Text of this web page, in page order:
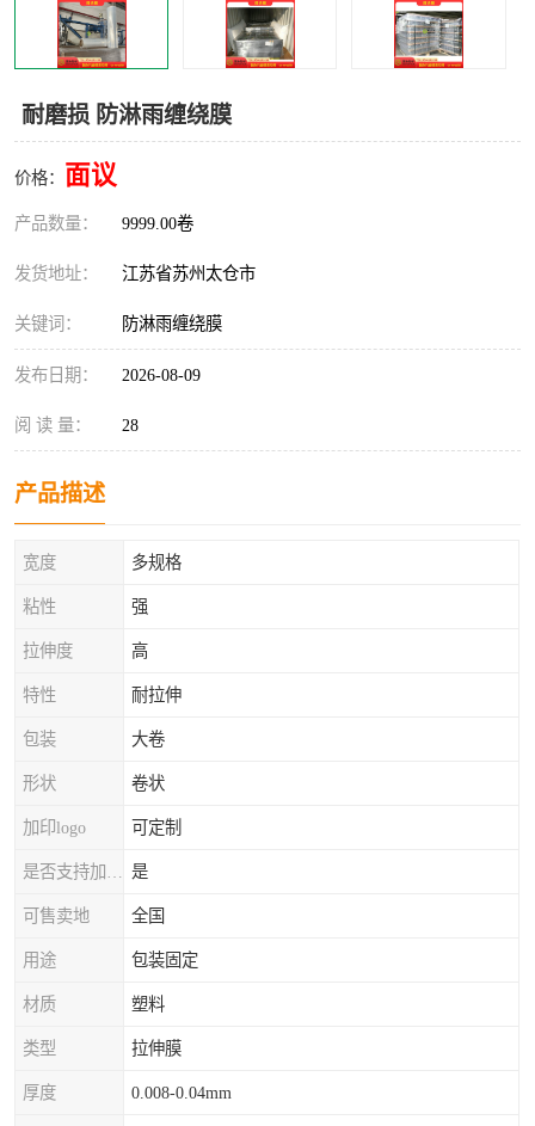
耐磨损 防淋雨缠绕膜
价格： 面议
产品数量： 9999.00卷
发货地址： 江苏省苏州太仓市
关键词： 防淋雨缠绕膜
发布日期： 2026-08-09
阅 读 量： 28
产品描述
宽度 多规格
粘性 强
拉伸度 高
特性 耐拉伸
包装 大卷
形状 卷状
加印logo 可定制
是
可售卖地 全国
用途 包装固定
材质 塑料
类型 拉伸膜
厚度 0.008-0.04mm